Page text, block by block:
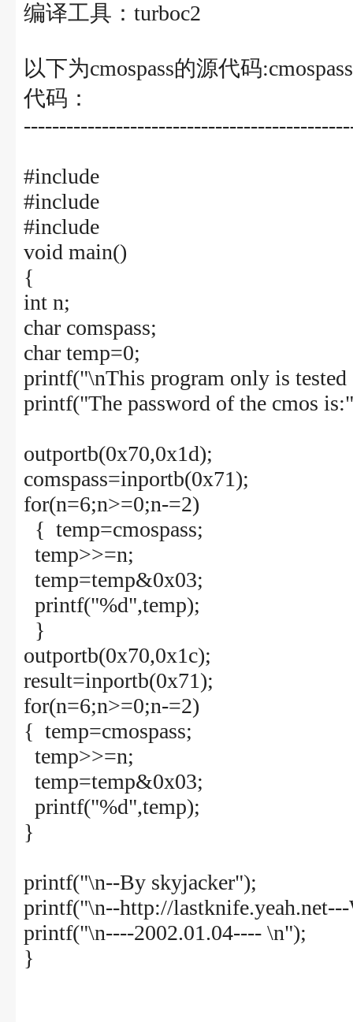
编译工具：turboc2
以下为cmospass的源代码
代码：
#include
#include
#include
void main()
{
int n;
char comspass;
char temp=0;
printf("\nThis program only is
printf("The password of the cmos
outportb(0x70,0x1d);
comspass=inportb(0x71);
for(n=6;n>=0;n-=2)
{ temp=cmospass;
temp>>=n;
temp=temp&0x03;
printf("%d",temp);
}
outportb(0x70,0x1c);
result=inportb(0x71);
for(n=6;n>=0;n-=2)
{ temp=cmospass;
temp>>=n;
temp=temp&0x03;
printf("%d",temp);
}
printf("\n--By skyjacker");
printf("\n--http://
printf("\n----2002.01.04---- \n");
}